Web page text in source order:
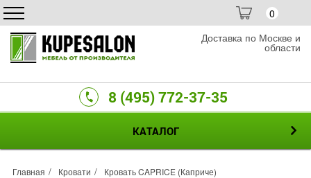
0
Доставка по Москве и
области
8 (495) 772-37-35
КАТАЛОГ
Главная Кровати Кровать CAPRICE (Каприче)